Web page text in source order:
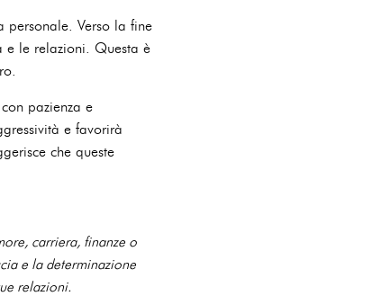
Verso la fine
le relazioni. Questa è
pazienza e
e favorirà
che queste
carriera, finanze o
e la determinazione
relazioni.